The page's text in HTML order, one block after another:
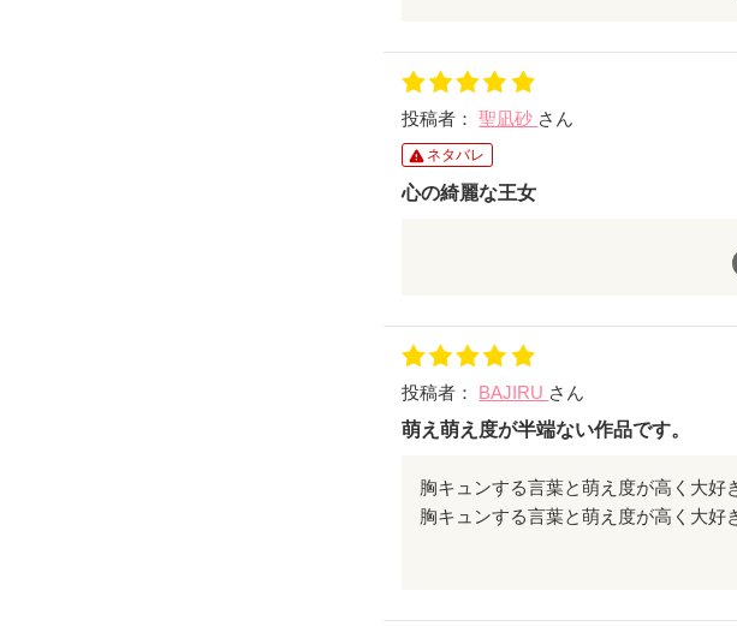
投稿者：聖凪砂 さん
ネタバレ
心の綺麗な王女
だからこそ、政略結婚と知りながら
政略結婚、王宮内の陰謀、そしてお互
いろいろなことが二人を取り巻き、だ
実は、ただの政略結婚ではなく、王弟
二人の想いの深さ。そして、そこに行
す。
投稿者： BAJIRU さん
萌え萌え度が半端ない作品です。
胸キュンする言葉と萌え度が高く大好
主人公二人が竹を割ったような性格で
おまけに話がテンポ良く進みとても読